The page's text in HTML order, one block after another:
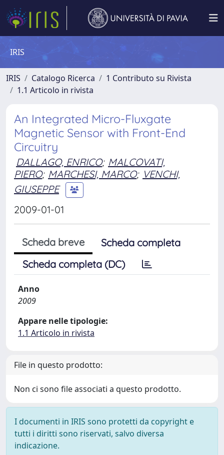
IRIS
IRIS Catalogo Ricerca
1 Contributo su Rivista
1.1 Articolo in rivista
An Integrated Micro-Fluxgate
Magnetic Sensor with Front-End
Circuitry
DALLAGO, ENRICO; MALCOVATI,
PIERO; MARCHESI, MARCO; VENCHI,
GIUSEPPE
2009-01-01
Scheda breve
Scheda completa
Scheda completa (DC)
Anno
2009
Appare nelle tipologie:
1.1 Articolo in rivista
File in questo prodotto:
Non ci sono file associati a questo prodotto.
I documenti in IRIS sono protetti da copyright e
tutti i diritti sono riservati, salvo diversa
indicazione.